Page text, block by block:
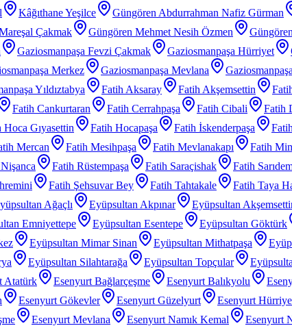
Kâğıthane Yeşilce Güngören Abdurrahman Nafiz Gürman
Çakmak Güngören Mehmet Nesih Özmen
Gaziosmanpaşa Fevzi Çakmak Gaziosmanpaşa Hürriyet
Merkez Gaziosmanpaşa Mevlana
Yıldıztabya Fatih Aksaray Fatih Akşemsettin
Fatih Cankurtaran Fatih Cerrahpaşa Fatih Cibali Fatih
Hoca Gıyasettin Fatih Hocapaşa Fatih İskenderpaşa
Mercan Fatih Mesihpaşa Fatih Mevlanakapı Fatih
Fatih Rüstempaşa Fatih Saraçishak Fatih
Fatih Şehsuvar Bey Fatih Tahtakale Fatih Taya
Ağaçlı Eyüpsultan Akpınar Eyüpsultan
Emniyettepe Eyüpsultan Esentepe Eyüpsultan Göktürk
Eyüpsultan Mimar Sinan Eyüpsultan Mithatpaşa
Eyüpsultan Silahtarağa Eyüpsultan Topçular
Atatürk Esenyurt Bağlarçeşme Esenyurt Balıkyolu
Esenyurt Gökevler Esenyurt Güzelyurt Esenyurt
Esenyurt Mevlana Esenyurt Namık Kemal Esenyurt